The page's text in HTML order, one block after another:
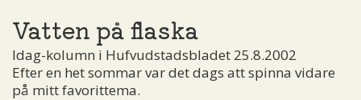
Vatten på flaska
Idag-kolumn i Hufvudstadsbladet 25.8.2002
Efter en het sommar var det dags att spinna vidare
på mitt favorittema.